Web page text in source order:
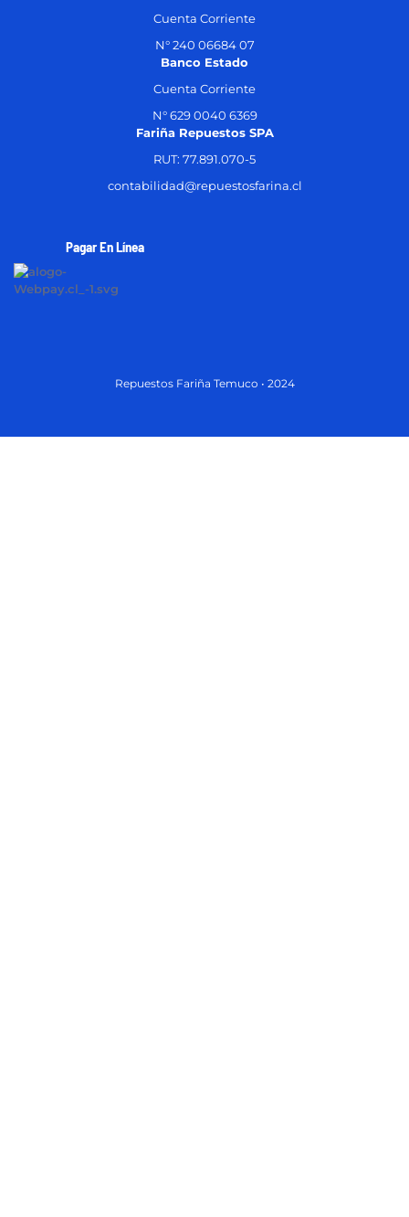
Cuenta Corriente
N° 240 06684 07
Banco Estado
Cuenta Corriente
N° 629 0040 6369
Fariña Repuestos SPA
RUT: 77.891.070-5
contabilidad@repuestosfarina.cl
Pagar En Línea
Repuestos Fariña Temuco • 2024